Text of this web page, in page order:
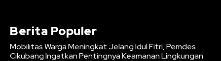
Berita Populer
Mobilitas Warga Meningkat Jelang Idul Fitri, Pemdes
Cikubang Ingatkan Pentingnya Keamanan Lingkungan